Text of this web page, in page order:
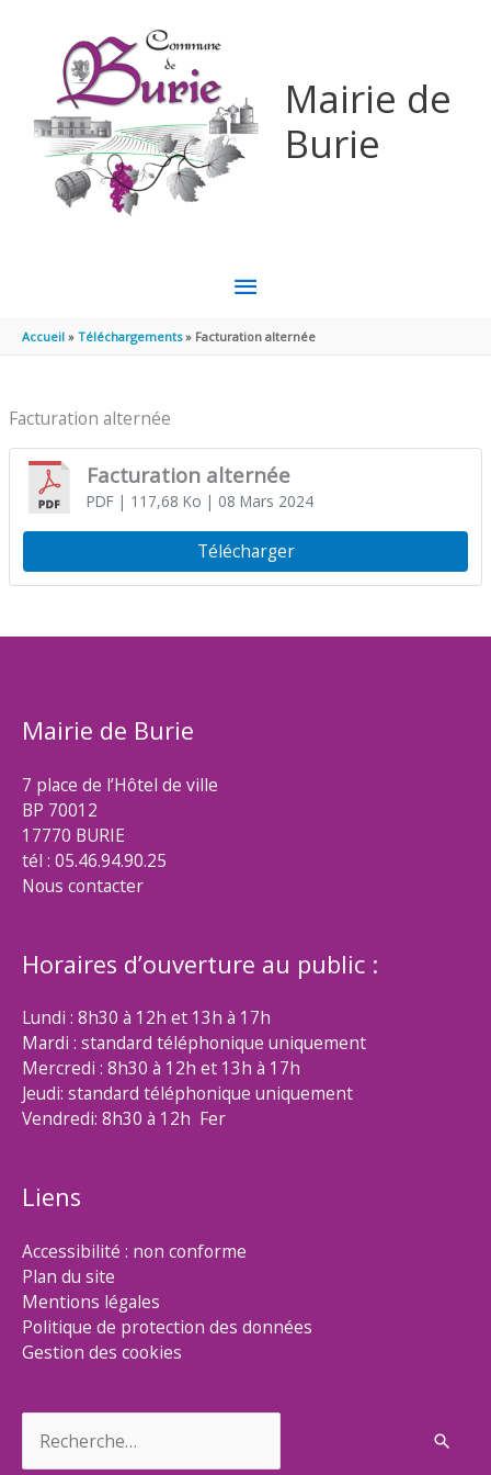
Mairie de
Burie
MENU
PRINCIPAL
Accueil Téléchargements Facturation alternée
Facturation alternée
Facturation alternée
PDF| 117,68 Ko | 08 Mars 2024
Télécharger
Mairie de Burie
7 place de l’Hôtel de ville
BP 70012
17770 BURIE
tél : 05.46.94.90.25
Nous contacter
Horaires d’ouverture au public :
Lundi : 8h30 à 12h et 13h à 17h
Mardi : standard téléphonique uniquement
Mercredi : 8h30 à 12h et 13h à 17h
Jeudi: standard téléphonique uniquement
Vendredi: 8h30 à 12h Fer
Liens
Accessibilité : non conforme
Plan du site
Mentions légales
Politique de protection des données
Gestion des cookies